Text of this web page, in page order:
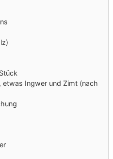
etwas Ingwer und Zimt (nach